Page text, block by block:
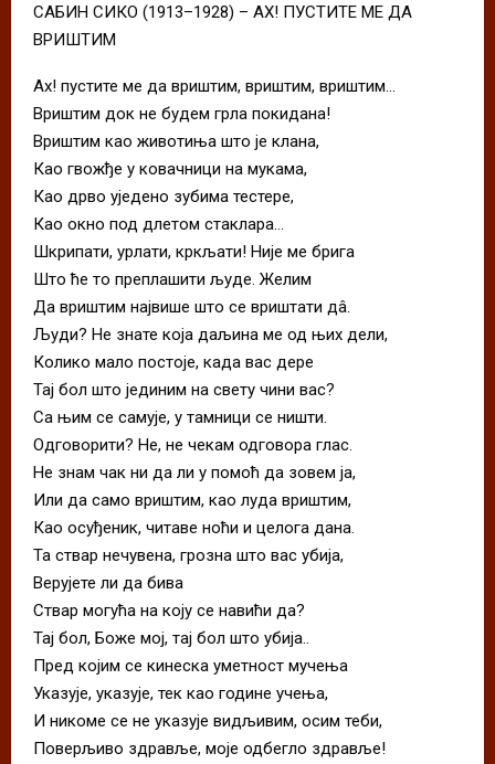
САБИН СИКО (1913–1928) – АХ! ПУСТИТЕ МЕ ДА
ВРИШТИМ
Ах! пустите ме да вриштим, вриштим, вриштим…
Вриштим док не будем грла покидана!
Вриштим као животиња што је клана,
Као гвожђе у ковачници на мукама,
Као дрво уједено зубима тестере,
Као окно под длетом стаклара…
Шкрипати, урлати, кркљати! Није ме брига
Што ће то преплашити људе. Желим
Да вриштим највише што се вриштати дâ.
Људи? Не знате која даљина ме од њих дели,
Колико мало постоје, када вас дере
Тај бол што јединим на свету чини вас?
Са њим се самује, у тамници се ништи.
Одговорити? Не, не чекам одговора глас.
Не знам чак ни да ли у помоћ да зовем ја,
Или да само вриштим, као луда вриштим,
Као осуђеник, читаве ноћи и целога дана.
Та ствар нечувена, грозна што вас убија,
Верујете ли да бива
Ствар могућа на коју се навићи да?
Тај бол, Боже мој, тај бол што убија..
Пред којим се кинеска уметност мучења
Указује, указује, тек као године учења,
И никоме се не указује видљивим, осим теби,
Поверљиво здравље, моје одбегло здравље!